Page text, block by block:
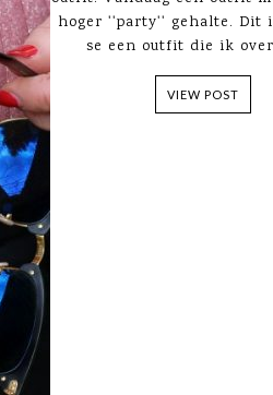
hoger ''party'' gehalte. Dit
se een outfit die ik
VIEW POST